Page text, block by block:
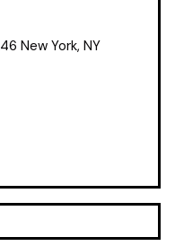
New York, NY